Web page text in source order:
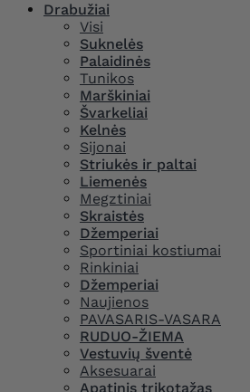
Drabužiai
Visi
Suknelės
Palaidinės
Tunikos
Marškiniai
Švarkeliai
Kelnės
Sijonai
Striukės ir paltai
Liemenės
Megztiniai
Skraistės
Džemperiai
Sportiniai kostiumai
Rinkiniai
Džemperiai
Naujienos
PAVASARIS-VASARA
RUDUO-ŽIEMA
Vestuvių šventė
Aksesuarai
Apatinis trikotažas